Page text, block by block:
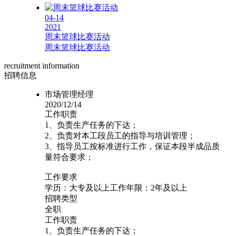
04-14
2021
周末篮球比赛活动
周末篮球比赛活动
recruitment information
招聘信息
市场管理经理
2020/12/14
工作职责
1、负责生产任务的下达；
2、负责对本工段员工的指导与培训管理；
3、指导员工按标准进行工作，保证本段半成品质
量符合要求；
工作要求
学历：大专及以上工作年限：2年及以上
招聘类型
全职
工作职责
1、负责生产任务的下达；